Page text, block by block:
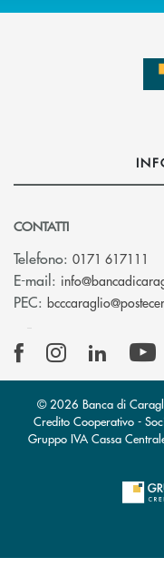
CONTATTI
Telefono: 0171 617111
E-mail:
PEC:
© 2026 Banca di
Credito Cooperativo -
Gruppo IVA Cassa